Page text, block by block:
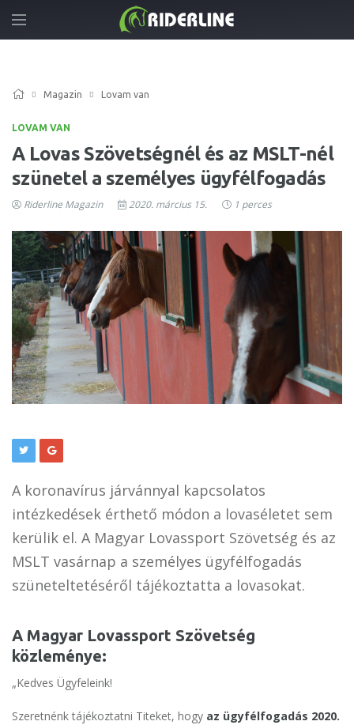
Magazin Lovam van
LOVAM VAN
A Lovas Szövetségnél és az MSLT-nél
szünetel a személyes ügyfélfogadás
Riderline Magazin 2020. március 15. 1 perces
A koronavírus járvánnyal kapcsolatos
intézkedések érthető módon a lovaséletet sem
kerülik el. A Magyar Lovassport Szövetség és az
MSLT vasárnap a személyes ügyfélfogadás
szüneteltetéséről tájékoztatta a lovasokat.
A Magyar Lovassport Szövetség
közleménye:
„Kedves Ügyfeleink!
Szeretnénk tájékoztatni Titeket, hogy az ügyfélfogadás 2020.